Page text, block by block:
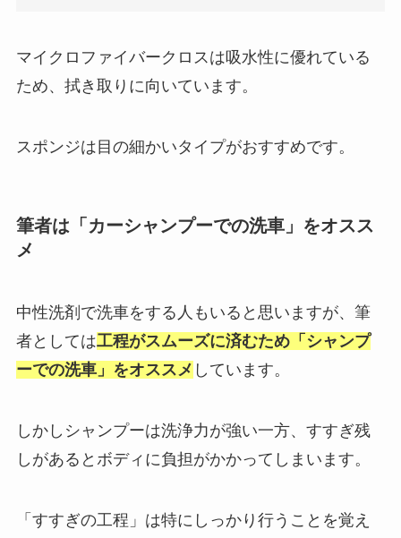
マイクロファイバークロスは吸水性に優れている
ため、拭き取りに向いています。
スポンジは目の細かいタイプがおすすめです。
筆者は「カーシャンプーでの洗車」をオスス
メ
中性洗剤で洗車をする人もいると思いますが、筆
者としては工程がスムーズに済むため「シャンプ
ーでの洗車」をオススメ しています。
しかしシャンプーは洗浄力が強い一方、すすぎ残
しがあるとボディに負担がかかってしまいます。
「すすぎの工程」は特にしっかり行うことを覚え